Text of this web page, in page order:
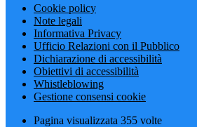
Cookie policy
Note legali
Informativa Privacy
Ufficio Relazioni con il Pubblico
Dichiarazione di accessibilità
Obiettivi di accessibilità
Whistleblowing
Gestione consensi cookie
Pagina visualizzata 355 volte